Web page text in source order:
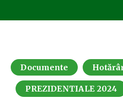
Documente
PREZIDENTIALE 2024